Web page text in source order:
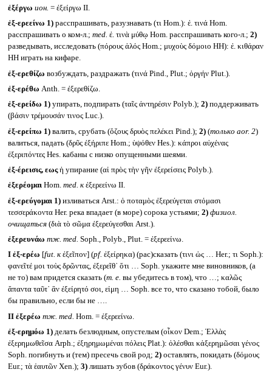
ἐξέργω ион. = ἐξείργω II.
ἐξ-ερεείνω 1)расспрашивать, разузнавать (τι Hom.): ἐ. τινά Hom.
расспрашивать о ком-л.; med. ἐ. τινὰ μύθῳ Hom. расспрашивать кого-л.; 2)
разведывать, исследовать (πόρους ἁλός Hom.; μυχοὺς δόμοιο HH): ἐ. κιθάραν
HH играть на кифаре.
ἐξ-ερεθίζω возбуждать, раздражать (τινά Pind., Plut.; ὀργήν Plut.).
ἐξ-ερέθω Anth. = ἐξερεθίζω.
ἐξ-ερείδω 1)упирать, подпирать (ταῖς ἀντηρέσιν Polyb.); 2)поддерживать
(βάσιν τρέμουσάν τινος Luc.).
ἐξ-ερείπω 1)валить, срубать (ὄζους δρυὸς πελέκει Pind.); 2)(только aor. 2)
валиться, падать (δρῦς ἐξήριπε Hom.; ὑψόθεν Hes.): κάπροι αὐχένας
ἐξεριπόντες Hes. кабаны с низко опущенными шеями.
ἐξ-έρεισις, εωςἡ упирание (αἱ πρὸς τὴν γῆν ἐξερείσεις Polyb.).
ἐξερέομαιHom. med. кἐξερεείνω II.
ἐξ-ερεύγομαι 1)изливаться Arst.: ὁ ποταμὸς ἐξερεύγεται στόμασι
τεσσεράκοντα Her. река впадает (в море) сорока устьями; 2) физиол.
очищаться(διὰ τὸ σῶμα ἐξερεύγεσθαι Arst.).
ἐξερευνάω тж. med. Soph., Polyb., Plut. = ἐξερεείνω.
I ἐξ-ερέω [fut. кἐξεῖπον] (pf. ἐξείρηκα) (рас)сказать (τινι ὡς … Her.; τι Soph.):
φανεῖτέ μοι τοὺς δρῶντας, ἐξερεῖθ᾽ ὅτι … Soph. укажите мне виновников, (а
не то) вам придется сказать (т. е. вы убедитесь в том), что …; καλῶς
ἅπαντα ταῦτ᾽ ἂν ἐξείρητό σοι, εἰμη … Soph. все то, что сказано тобой, было
бы правильно, если бы не ….
II ἐξερέω тж. med. Hom. = ἐξερεείνω.
ἐξ-ερημόω 1)делать безлюдным, опустелым (οἶκον Dem.; Ἑλλὰς
ἐξερημωθεῖσα Arph.; ἐξηρημωμέναι πόλεις Plat.): ὀλέσθαι κἀξερημῶσαι γένος
Soph. погибнуть и (тем) пресечь свой род; 2)оставлять, покидать (δόμους
Eur.; τὰ ἑαυτῶν Xen.); 3)лишать зубов (δράκοντος γένυν Eur.).